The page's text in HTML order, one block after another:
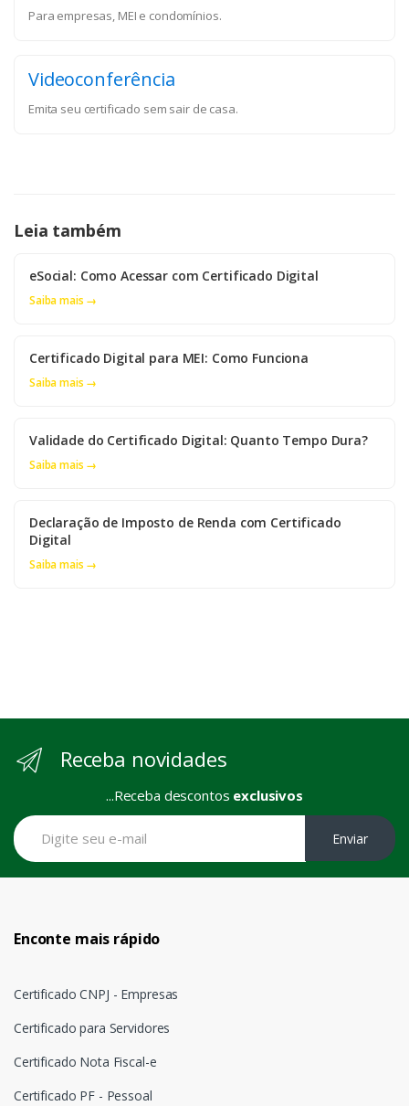
Para empresas, MEI e condomínios.
Videoconferência
Emita seu certificado sem sair de casa.
Leia também
eSocial: Como Acessar com Certificado Digital
Saiba mais →
Certificado Digital para MEI: Como Funciona
Saiba mais →
Validade do Certificado Digital: Quanto Tempo Dura?
Saiba mais →
Declaração de Imposto de Renda com Certificado
Digital
Saiba mais →
Receba novidades
...Receba descontos exclusivos
Enviar
Enconte mais rápido
Certificado CNPJ - Empresas
Certificado para Servidores
Certificado Nota Fiscal-e
Certificado PF - Pessoal